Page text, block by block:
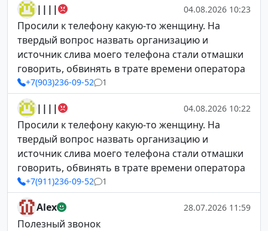
|||| 04.08.2026 10:23
Просили к телефону какую-то женщину. На
твердый вопрос назвать организацию и
источник слива моего телефона стали отмашки
говорить, обвинять в трате времени оператора
+7(903)236-09-52 1
|||| 04.08.2026 10:22
Просили к телефону какую-то женщину. На
твердый вопрос назвать организацию и
источник слива моего телефона стали отмашки
говорить, обвинять в трате времени оператора
+7(911)236-09-52 1
Alex 28.07.2026 11:59
Полезный звонок